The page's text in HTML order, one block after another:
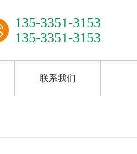
135-3351-3153
135-3351-3153
联系我们